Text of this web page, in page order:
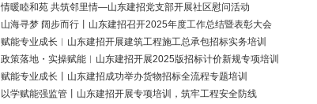
情暖睦和苑 共筑邻里情—山东建招党支部开展社区慰问活动
山海寻梦 阔步而行丨山东建招召开2025年度工作总结暨表彰大会
赋能专业成长︱山东建招开展建筑工程施工总承包招标实务培训
政策落地・实操赋能︱山东建招开展2025版招标计价新规专项培训
赋能专业成长丨山东建招成功举办货物招标全流程专题培训
以学赋能强监管丨山东建招开展专项培训，筑牢工程安全防线